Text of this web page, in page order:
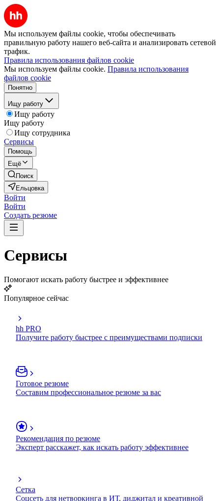
Мы используем файлы cookie, чтобы обеспечивать
правильную работу нашего веб-сайта и анализировать сетевой
трафик.
Правила использования файлов cookie
Мы используем файлы cookie. Правила использования
файлов cookie
Понятно
Ищу работу
Ищу работу
Ищу работу
Ищу сотрудника
Сервисы
Помощь
Ещё
Поиск
Ельцовка
Войти
Войти
Создать резюме
Сервисы
Помогают искать работу быстрее и эффективнее
Популярное сейчас
hh PRO
Получите работу быстрее с преимуществами подписки
Готовое резюме
Составим профессиональное резюме за вас
Рекомендация по резюме
Эксперт расскажет, как искать работу эффективнее
Сетка
Соцсеть для нетворкинга в ИТ, диджитал и креативной